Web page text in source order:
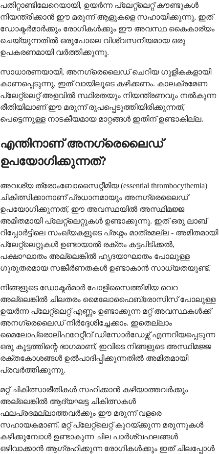
പതിറ്റാണ്ടിലേറെയായി, ഉയർന്ന പ്ലേറ്റ്‌ലെറ്റ് കൗണ്ടുകൾ
നിയന്ത്രിക്കാൻ ഈ മരുന്ന് ആളുകളെ സഹായിക്കുന്നു, ഇത്
ഡോക്ടർമാർക്കും രോഗികൾക്കും ഈ അവസ്ഥ കൈകാര്യം
ചെയ്യുന്നതിൽ ഒരുപോലെ വിശ്വസനീയമായ ഒരു
ഉപകരണമായി വർത്തിക്കുന്നു.
സാധാരണയായി, അനഗ്രെലൈഡ് ചെറിയ ഗുളികകളായി
കാണപ്പെടുന്നു, ഇത് വായിലൂടെ കഴിക്കണം. കാലക്രമേണ
പ്ലേറ്റ്‌ലെറ്റ് അളവിൽ സ്ഥിരതയും നിയന്ത്രണവും നൽകുന്ന
രീതിയിലാണ് ഈ മരുന്ന് രൂപപ്പെടുത്തിയിരിക്കുന്നത്,
പെട്ടെന്നുള്ള നാടകീയമായ മാറ്റങ്ങൾ ഇതിന് ഉണ്ടാകില്ല.
എന്തിനാണ് അനഗ്രെലൈഡ്
ഉപയോഗിക്കുന്നത്?
അവശ്യ ത്രോംബോസൈറ്റീമിയ (essential thrombocythemia)
ചികിത്സിക്കാനാണ് പ്രധാനമായും അനഗ്രെലൈഡ്
ഉപയോഗിക്കുന്നത്, ഈ അവസ്ഥയിൽ അസ്ഥിമജ്ജ
അമിതമായി പ്ലേറ്റ്‌ലെറ്റുകൾ ഉണ്ടാക്കുന്നു. ഇത് ഒരു ലാബ്
റിപ്പോർട്ടിലെ സംഖ്യകളുടെ പ്രശ്നം മാത്രമല്ല - അമിതമായി
പ്ലേറ്റ്‌ലെറ്റുകൾ ഉണ്ടായാൽ രക്തം കട്ടപിടിക്കൽ,
പക്ഷാഘാതം അല്ലെങ്കിൽ ഹൃദയാഘാതം പോലുള്ള
ഗുരുതരമായ സങ്കീർണതകൾ ഉണ്ടാകാൻ സാധ്യതയുണ്ട്.
നിങ്ങളുടെ ഡോക്ടർമാർ പോളിസൈത്തീമിയ വെറ
അല്ലെങ്കിൽ ചിലതരം മൈലോഫൈബ്രോസിസ് പോലുള്ള
ഉയർന്ന പ്ലേറ്റ്‌ലെറ്റ് എണ്ണം ഉണ്ടാക്കുന്ന മറ്റ് അവസ്ഥകൾക്ക്
അനഗ്രെലൈഡ് നിർദ്ദേശിച്ചേക്കാം. ഇതെല്ലാം
മൈലോപ്രൊലിഫറേറ്റീവ് ഡിസോർഡേഴ്സ് എന്നറിയപ്പെടുന്ന
ഒരു കൂട്ടത്തിന്റെ ഭാഗമാണ്, ഇവിടെ നിങ്ങളുടെ അസ്ഥിമജ്ജ
രക്തകോശങ്ങൾ ഉൽപാദിപ്പിക്കുന്നതിൽ അമിതമായി
പ്രവർത്തിക്കുന്നു.
മറ്റ് ചികിത്സാരീതികൾ സഹിക്കാൻ കഴിയാത്തവർക്കും
അല്ലെങ്കിൽ ആദ്യഘട്ട ചികിത്സകൾ
ഫലപ്രദമല്ലാത്തവർക്കും ഈ മരുന്ന് വളരെ
സഹായകമാണ്. മറ്റ് പ്ലേറ്റ്‌ലെറ്റ് കുറയ്ക്കുന്ന മരുന്നുകൾ
കഴിക്കുമ്പോൾ ഉണ്ടാകുന്ന ചില പാർശ്വഫലങ്ങൾ
ഒഴിവാക്കാൻ ആഗ്രഹിക്കുന്ന രോഗികൾക്കും ഇത് ചിലപ്പോൾ